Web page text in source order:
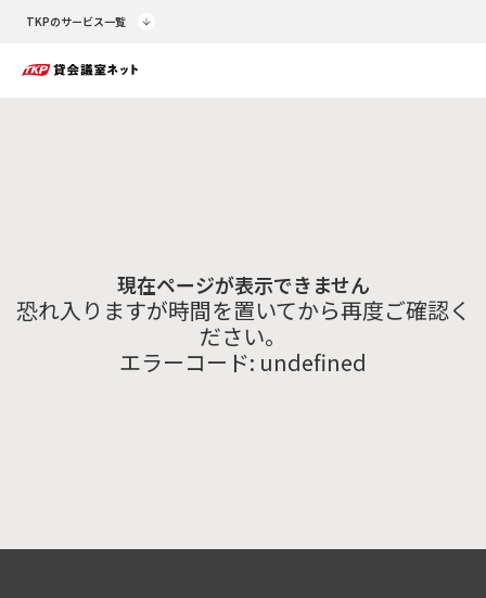
TKPのサービス一覧
現在ページが表示できません
恐れ入りますが時間を置いてから再度ご確認く
ださい。
エラーコード: undefined